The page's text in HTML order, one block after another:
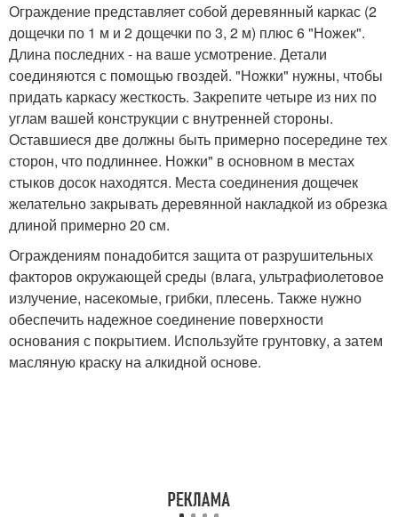
Ограждение представляет собой деревянный каркас (2
дощечки по 1 м и 2 дощечки по 3, 2 м) плюс 6 "Ножек".
Длина последних - на ваше усмотрение. Детали
соединяются с помощью гвоздей. "Ножки" нужны, чтобы
придать каркасу жесткость. Закрепите четыре из них по
углам вашей конструкции с внутренней стороны.
Оставшиеся две должны быть примерно посередине тех
сторон, что подлиннее. Ножки" в основном в местах
стыков досок находятся. Места соединения дощечек
желательно закрывать деревянной накладкой из обрезка
длиной примерно 20 см.
Ограждениям понадобится защита от разрушительных
факторов окружающей среды (влага, ультрафиолетовое
излучение, насекомые, грибки, плесень. Также нужно
обеспечить надежное соединение поверхности
основания с покрытием. Используйте грунтовку, а затем
масляную краску на алкидной основе.